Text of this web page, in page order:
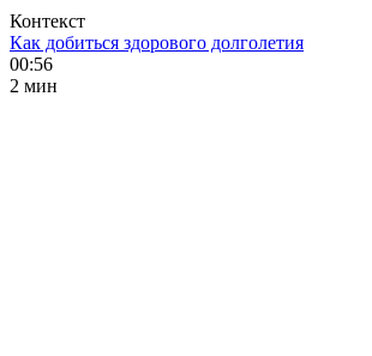
Контекст
Как добиться здорового долголетия
00:56
2 мин